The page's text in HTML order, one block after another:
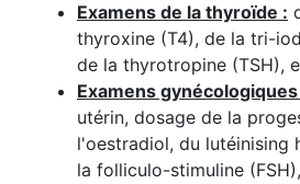
Examens de la thyroïde :
thyroxine (T4), de la tri-
de la thyrotropine (TSH),
Examens gynécologiques
utérin, dosage de la
l'oestradiol, du lutéinising
la folliculo-stimuline